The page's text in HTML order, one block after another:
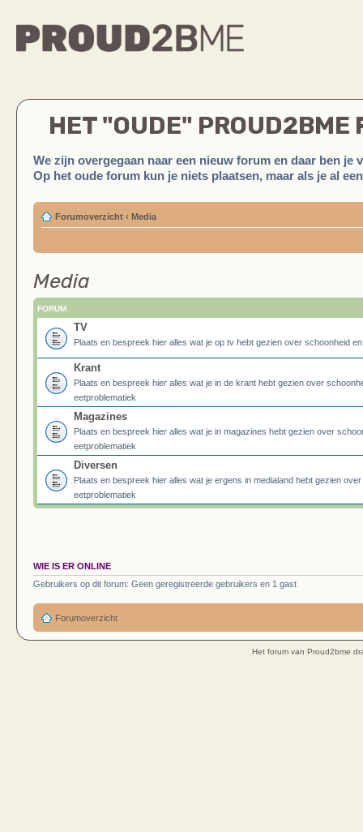
HET "OUDE" PROUD2BME
We zijn overgegaan naar een nieuw forum en daar ben je
Op het oude forum kun je niets plaatsen, maar als je al
Forumoverzicht ‹ Media
Media
FORUM
TV
Plaats en bespreek hier alles wat je op tv hebt gezien over schoonheid
Krant
Plaats en bespreek hier alles wat je in de krant hebt gezien over
eetproblematiek
Magazines
Plaats en bespreek hier alles wat je in magazines hebt gezien over
eetproblematiek
Diversen
Plaats en bespreek hier alles wat je ergens in medialand hebt gezien
eetproblematiek
WIE IS ER ONLINE
Gebruikers op dit forum: Geen geregistreerde gebruikers en 1 gast
Forumoverzicht
Het forum van Proud2bme